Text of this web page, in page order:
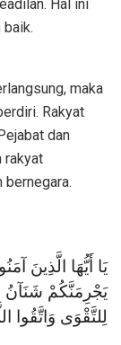
Hal ini
baik.
maka
Rakyat
dan
rakyat
bernegara.
يَا أَيُّهَا الَّذِينَ
يَجْرِمَنَّكُمْ شَنَآنُ
لِلتَّقْوَى وَاتَّقُوا